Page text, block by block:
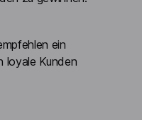
ein
loyale Kunden